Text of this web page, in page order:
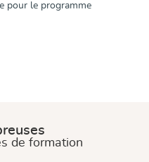
pour le programme
de formation